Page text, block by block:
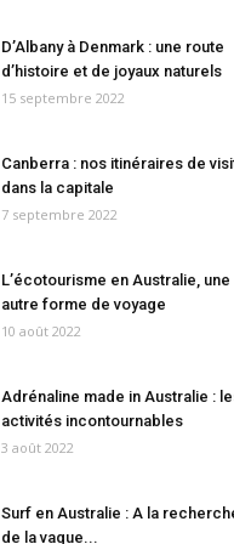
D’Albany à Denmark : une route
d’histoire et de joyaux naturels
15 septembre 2022
Canberra : nos itinéraires de
dans la capitale
7 septembre 2022
L’écotourisme en Australie, une
autre forme de voyage
10 août 2022
Adrénaline made in Australie :
activités incontournables
3 août 2022
Surf en Australie : A la
de la vague...